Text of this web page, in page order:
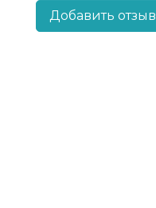
Добавить отзыв